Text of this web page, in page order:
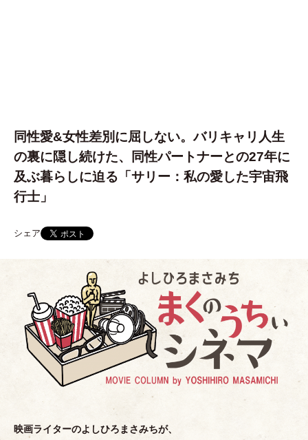
同性愛&女性差別に屈しない。バリキャリ人生
の裏に隠し続けた、同性パートナーとの27年に
及ぶ暮らしに迫る「サリー：私の愛した宇宙飛
行士」
シェア
映画ライターのよしひろまさみちが、